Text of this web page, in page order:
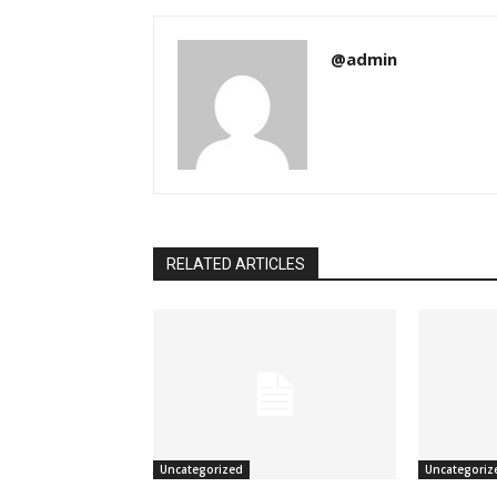
@admin
RELATED ARTICLES
Uncategorized